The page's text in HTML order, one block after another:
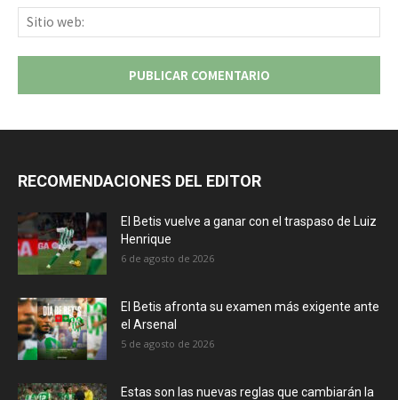
RECOMENDACIONES DEL EDITOR
El Betis vuelve a ganar con el traspaso de Luiz
Henrique
6 de agosto de 2026
El Betis afronta su examen más exigente ante
el Arsenal
5 de agosto de 2026
Estas son las nuevas reglas que cambiarán la